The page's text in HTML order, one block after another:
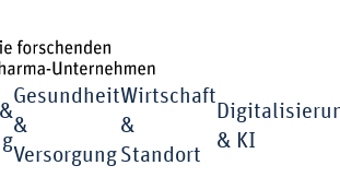
Gesundheit
&
Versorgung
Wirtschaft
&
Standort
& KI